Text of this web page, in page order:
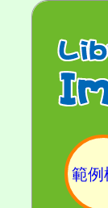
範例